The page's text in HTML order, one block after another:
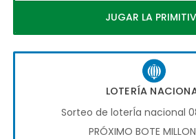
JUGAR LA
LOTERÍA
Sorteo de loterÍa nacional
PRÓXIMO BOTE